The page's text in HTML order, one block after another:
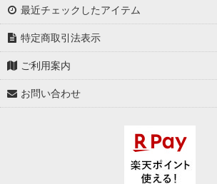
最近チェックしたアイテム
特定商取引法表示
ご利用案内
お問い合わせ